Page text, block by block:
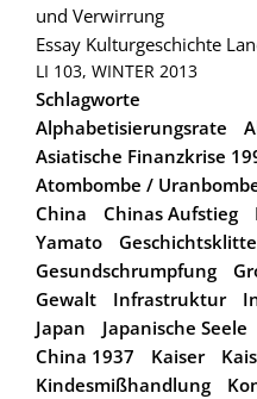
und Verwirrung
Essay Kulturgeschichte
LI 103, WINTER 2013
Schlagworte
Alphabetisierungsrate
Asiatische Finanzkrise
Atombombe /
China
Chinas Aufstieg
Yamato
Gesundschrumpfung
Gewalt
Infrastruktur
Japan
Japanische Seele
China 1937
Kaiser
Kindesmißhandlung